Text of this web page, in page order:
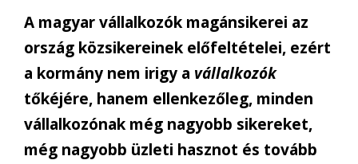
A magyar vállalkozók magánsikerei az
ország közsikereinek előfeltételei, ezért
a kormány nem irigy a vállalkozók
tőkéjére, hanem ellenkezőleg, minden
vállalkozónak még nagyobb sikereket,
még nagyobb üzleti hasznot és tovább